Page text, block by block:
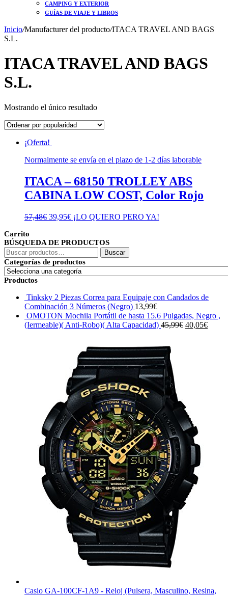
CAMPING Y EXTERIOR
GUÍAS DE VIAJE Y LIBROS
Inicio/Manufacturer del producto/ITACA TRAVEL AND BAGS
S.L.
ITACA TRAVEL AND BAGS
S.L.
Mostrando el único resultado
¡Oferta!
Normalmente se envía en el plazo de 1-2 días laborable
ITACA – 68150 TROLLEY ABS
CABINA LOW COST, Color Rojo
57,48€ El
era:
57,48€.
39,95€El
es:
¡LO QUIERO PERO YA!
Carrito
BÚSQUEDA DE PRODUCTOS
Buscar
por:
Buscar
Categorías de productos
Productos
Tinksky 2 Piezas Correa para Equipaje con Candados de
Combinación 3 Números (Negro) 13,99€
OMOTON Mochila Portátil de hasta 15.6 Pulgadas, Negro ,
(Iermeable)( Anti-Robo)( Alta Capacidad) 45,99€ El
40,05€El
Casio GA-100CF-1A9 - Reloj (Pulsera, Masculino, Resina,